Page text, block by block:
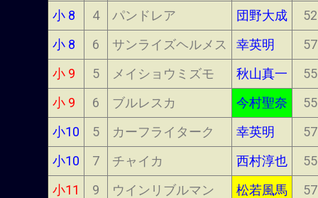
小 8
4 パンドレア 団野大成
52
小 8
6 サンライズヘルメス 幸英明
57
小 9
5 メイショウミズモ 秋山真一
55
小 9
6 ブルレスカ 今村聖奈
55
小10
5 カーフライターク 幸英明
57
小10
7 チャイカ 西村淳也
55
小11
9 ウインリブルマン 松若風馬
57